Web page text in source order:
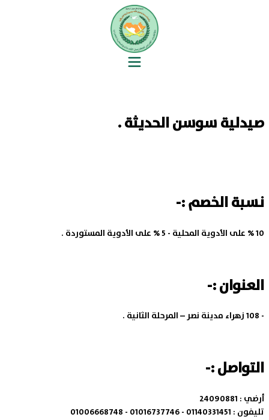
صيدلية سوسن الحديثة .
نسبة الخصم :-
10 % على الأدوية المحلية - 5 % على الأدوية المستوردة .
العنوان :-
-
التواصل :-
أرضي : 24090881
تليفون : 01140331451 - 01016737746 - 01006668748